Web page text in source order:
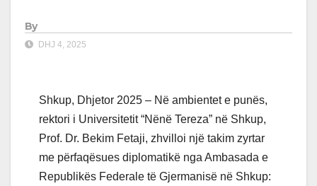
By
DHJ 4, 2025
Shkup, Dhjetor 2025 – Në ambientet e punës,
rektori i Universitetit “Nënë Tereza” në Shkup,
Prof. Dr. Bekim Fetaji, zhvilloi një takim zyrtar
me përfaqësues diplomatikë nga Ambasada e
Republikës Federale të Gjermanisë në Shkup: